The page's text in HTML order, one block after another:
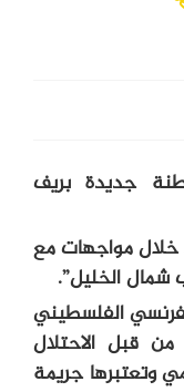
جديدة بريف
مواجهات مع
شمال الخليل”.
الفلسطيني
من قبل الاحتلال
وتعتبرها جريمة